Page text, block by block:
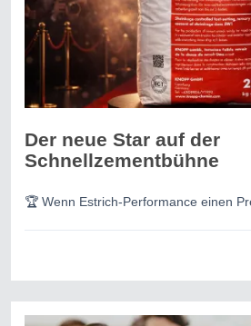
Der neue Star auf der
Schnellzementbühne
🏆 Wenn Estrich-Performance einen